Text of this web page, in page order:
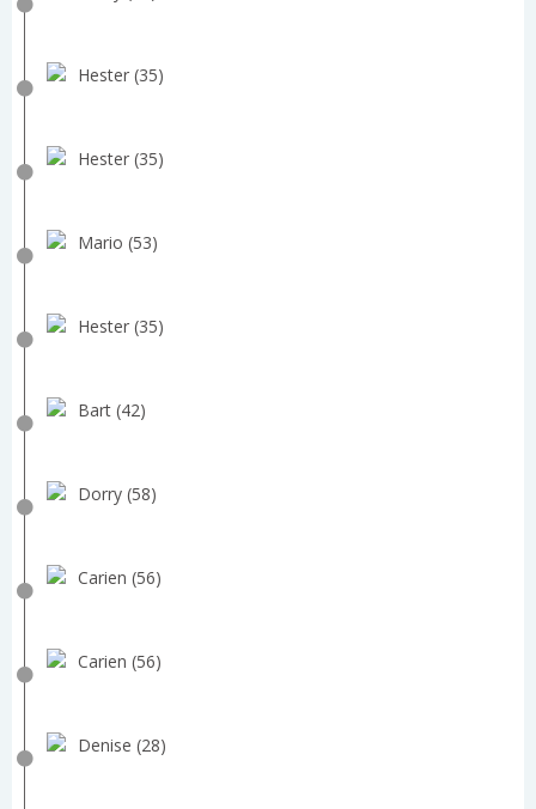
Hester (35)
Hester (35)
Mario (53)
Hester (35)
Bart (42)
Dorry (58)
Carien (56)
Carien (56)
Denise (28)